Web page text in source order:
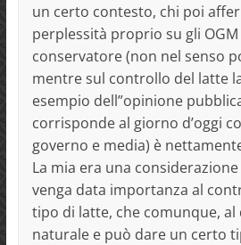
un certo contesto, chi poi
perplessità proprio su gli
conservatore (non nel senso
mentre sul controllo del latte
esempio dell”opinione
corrisponde al giorno d’oggi
governo e media) è
La mia era una
venga data importanza al
tipo di latte, che comunque,
naturale e può dare un certo